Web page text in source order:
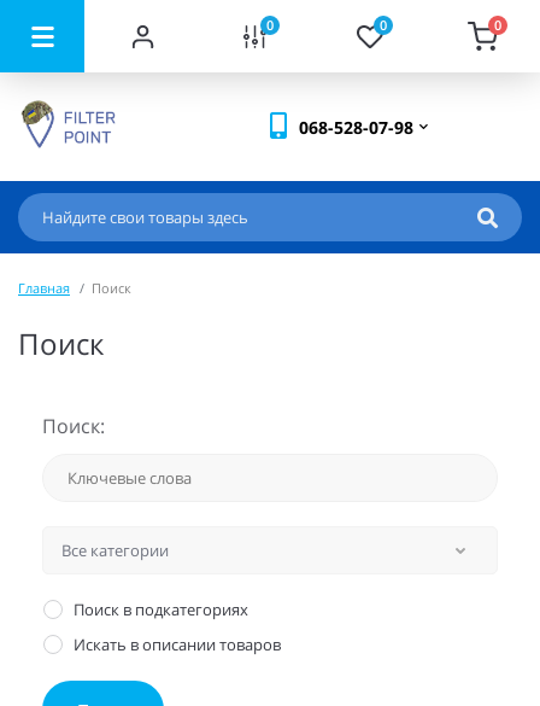
0 0 0
068-528-07-98
Главная Поиск
Поиск
Поиск:
Поиск в подкатегориях
Искать в описании товаров